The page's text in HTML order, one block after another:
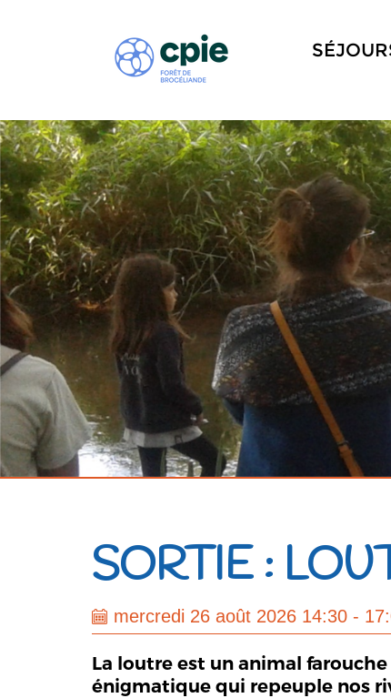
SORTIE :
mercredi 26 août 2026 14:30 -
La loutre est un animal
énigmatique qui repeuple nos